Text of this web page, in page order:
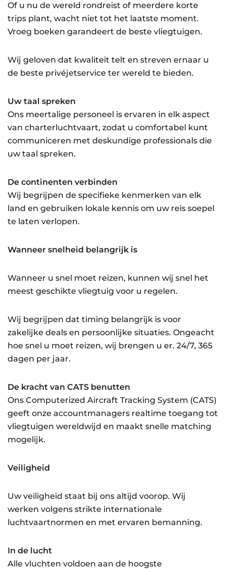
Of u nu de wereld rondreist of meerdere korte
trips plant, wacht niet tot het laatste moment.
Vroeg boeken garandeert de beste vliegtuigen.
Wij geloven dat kwaliteit telt en streven ernaar u
de beste privéjetservice ter wereld te bieden.
Uw taal spreken
Ons meertalige personeel is ervaren in elk aspect
van charterluchtvaart, zodat u comfortabel kunt
communiceren met deskundige professionals die
uw taal spreken.
De continenten verbinden
Wij begrijpen de specifieke kenmerken van elk
land en gebruiken lokale kennis om uw reis soepel
te laten verlopen.
Wanneer snelheid belangrijk is
Wanneer u snel moet reizen, kunnen wij snel het
meest geschikte vliegtuig voor u regelen.
Wij begrijpen dat timing belangrijk is voor
zakelijke deals en persoonlijke situaties. Ongeacht
hoe snel u moet reizen, wij brengen u er. 24/7, 365
dagen per jaar.
De kracht van CATS benutten
Ons Computerized Aircraft Tracking System (CATS)
geeft onze accountmanagers realtime toegang tot
vliegtuigen wereldwijd en maakt snelle matching
mogelijk.
Veiligheid
Uw veiligheid staat bij ons altijd voorop. Wij
werken volgens strikte internationale
luchtvaartnormen en met ervaren bemanning.
In de lucht
Alle vluchten voldoen aan de hoogste